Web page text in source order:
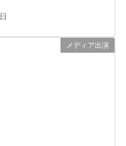
メディア出演